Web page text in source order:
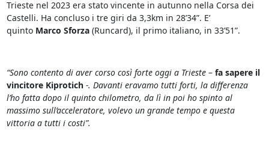
Trieste nel 2023 era stato vincente in autunno nella Corsa dei
Castelli. Ha concluso i tre giri da 3,3km in 28’34”. E’
quinto Marco Sforza (Runcard), il primo italiano, in 33’51”.
“Sono contento di aver corso così forte oggi a Trieste– fa sapere il
vincitore Kiprotich -. Davanti eravamo tutti forti, la differenza
l’ho fatta dopo il quinto chilometro, da lì in poi ho spinto al
massimo sull’acceleratore, volevo un grande tempo e questa
vittoria a tutti i costi”.